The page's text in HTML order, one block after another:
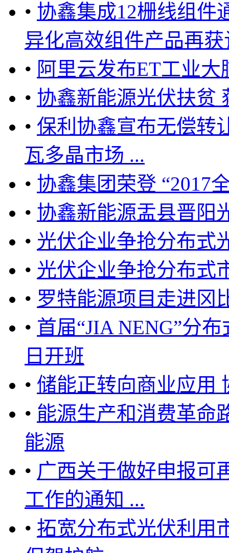
• 协鑫集成12栅线组件
异化高效组件产品再获
• 阿里云发布ET工业
• 协鑫新能源光伏扶贫
• 保利协鑫宣布无偿转
瓦多晶市场 ...
• 协鑫集团荣登 “2017
• 协鑫新能源盂县晋阳
• 光伏企业争抢分布式
• 光伏企业争抢分布式
• 罗特能源项目走进冈
• 首届“JIA NENG”分
日开班
• 储能正转向商业应用
• 能源生产和消费革命
能源
• 广西关于做好申报可
工作的通知 ...
• 拓宽分布式光伏利用